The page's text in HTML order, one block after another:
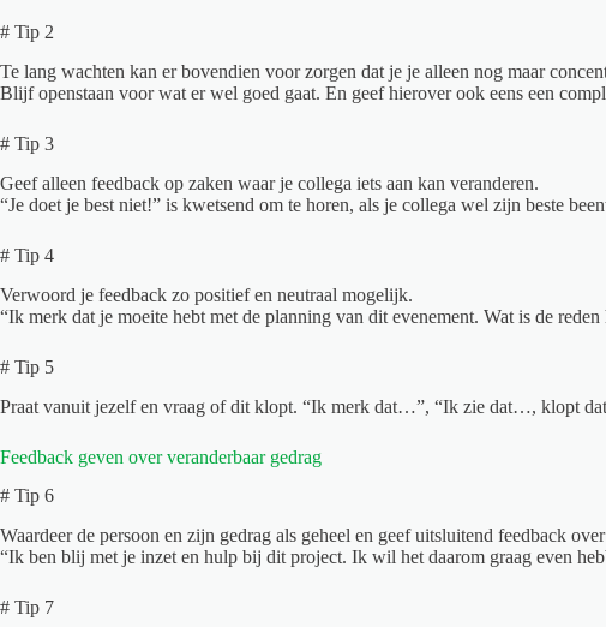
# Tip 2
Te lang wachten kan er bovendien voor zorgen dat je je alleen nog maar
Blijf openstaan voor wat er wel goed gaat. En geef hierover ook eens een
# Tip 3
Geef alleen feedback op zaken waar je collega iets aan kan veranderen.
“Je doet je best niet!” is kwetsend om te horen, als je collega wel zijn beste
# Tip 4
Verwoord je feedback zo positief en neutraal mogelijk.
“Ik merk dat je moeite hebt met de planning van dit evenement. Wat is de
# Tip 5
Praat vanuit jezelf en vraag of dit klopt. “Ik merk dat…”, “Ik zie dat…, klopt
Feedback geven over veranderbaar gedrag
# Tip 6
Waardeer de persoon en zijn gedrag als geheel en geef uitsluitend feedback
“Ik ben blij met je inzet en hulp bij dit project. Ik wil het daarom graag even
# Tip 7